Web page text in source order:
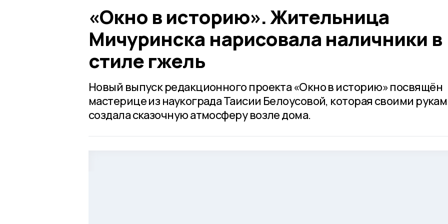
«Окно в историю». Жительница
Мичуринска нарисовала наличники в
стиле гжель
Новый выпуск редакционного проекта «Окно в историю» посвящён
мастерице из наукограда Таисии Белоусовой, которая своими
создала сказочную атмосферу возле дома.